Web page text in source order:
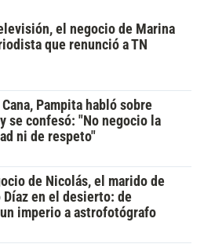
el negocio de Marina
que renunció a TN
Pampita habló sobre
se confesó: "No negocio la
ni de respeto"
de Nicolás, el marido de
Díaz en el desierto: de
imperio a astrofotógrafo